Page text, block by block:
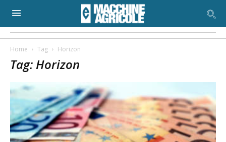
Home Tag Horizon
Tag: Horizon